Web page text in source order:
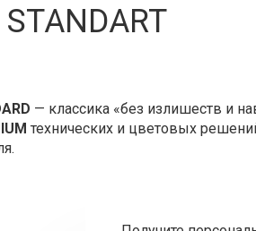
— классика «без излишеств и
технических и цветовых